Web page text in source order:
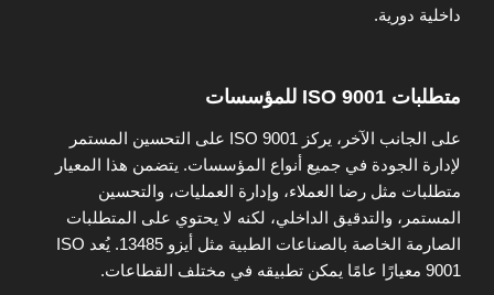
داخلية دورية.
متطلبات ISO 9001 للمؤسسات
على الجانب الآخر، يركز ISO 9001 على التحسين المستمر
لإدارة الجودة في جميع أنواع المؤسسات. يتضمن هذا المعيار
متطلبات مثل رضا العملاء، وإدارة العمليات، والتحسين
المستمر، والتدقيق الداخلي، لكنه لا يحتوي على المتطلبات
الصارمة الخاصة بالصناعات الطبية مثل أيزو 13485. يُعد ISO
9001 معيارًا عامًا يمكن تطبيقه في مختلف القطاعات.